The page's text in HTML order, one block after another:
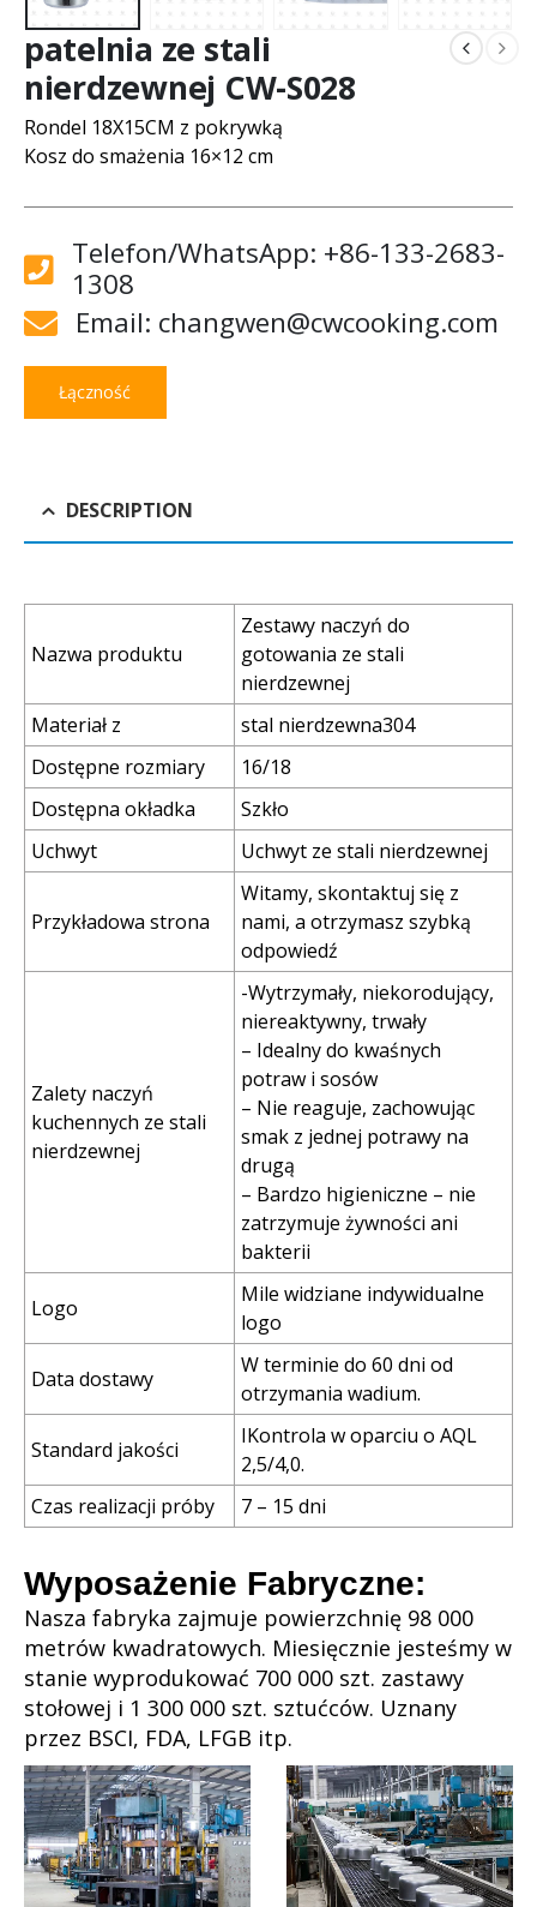
patelnia ze stali
nierdzewnej CW-S028
Rondel 18X15CM z pokrywką
Kosz do smażenia 16×12 cm
Telefon/WhatsApp: +86-133-2683-
1308
Email: changwen@cwcooking.com
Łączność
DESCRIPTION
Nazwa produktu
Zestawy naczyń do
gotowania ze stali
nierdzewnej
Materiał z
stal nierdzewna304
Dostępne rozmiary
16/18
Dostępna okładka
Szkło
Uchwyt
Uchwyt ze stali nierdzewnej
Przykładowa strona
Witamy, skontaktuj się z
nami, a otrzymasz szybką
odpowiedź
Zalety naczyń
kuchennych ze stali
nierdzewnej
-Wytrzymały, niekorodujący,
niereaktywny, trwały
– Idealny do kwaśnych
potraw i sosów
– Nie reaguje, zachowując
smak z jednej potrawy na
drugą
– Bardzo higieniczne – nie
zatrzymuje żywności ani
bakterii
Logo
Mile widziane indywidualne
logo
Data dostawy
W terminie do 60 dni od
otrzymania wadium.
Standard jakości
IKontrola w oparciu o AQL
2,5/4,0.
Czas realizacji próby
7 – 15 dni
Wyposażenie Fabryczne:
Nasza fabryka zajmuje powierzchnię 98 000
metrów kwadratowych. Miesięcznie jesteśmy w
stanie wyprodukować 700 000 szt. zastawy
stołowej i 1 300 000 szt. sztućców. Uznany
przez BSCI, FDA, LFGB itp.